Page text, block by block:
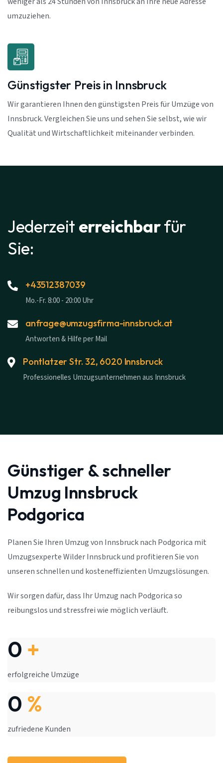
umzuziehen.
Günstigster Preis in Innsbruck
Wir garantieren Ihnen den günstigsten Preis für Umzüge von
Innsbruck. Vergleichen Sie uns und sehen Sie selbst, wie wir
Qualität und Wirtschaftlichkeit miteinander verbinden.
Jederzeit erreichbarfür
Sie:
+43512387039
Mo.-Fr. 8:00 - 20:00 Uhr
anfrage@umzugsfirma-innsbruck.at
Antworten & Hilfe per Mail
Pontlatzer Str. 32, 6020 Innsbruck
Professionelles Umzugsunternehmen aus Innsbruck
Günstiger & schneller
Umzug Innsbruck
Podgorica
Planen Sie Ihren Umzug von Innsbruck nach Podgorica mit
Umzugsexperte Wilder Innsbruck und profitieren Sie von
unseren schnellen und kosteneffizienten Umzugslösungen.
Wir sorgen dafür, dass Ihr Umzug nach Podgorica so
reibungslos und stressfrei wie möglich verläuft.
0 +
erfolgreiche Umzüge
0 %
zufriedene Kunden